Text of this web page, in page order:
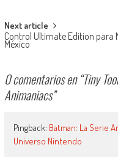
Next article
Control Ultimate Edition para
México
0 comentarios en “Tiny
Animaniacs”
Pingback: Batman: La Serie
Universo Nintendo